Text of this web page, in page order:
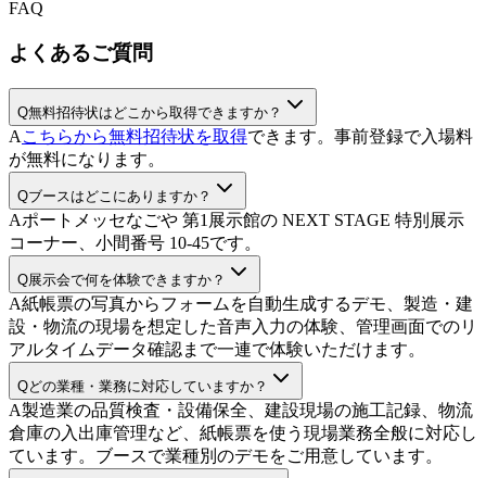
FAQ
よくあるご質問
Q無料招待状はどこから取得できますか？
A こちらから無料招待状を取得できます。事前登録で入場料
が無料になります。
Qブースはどこにありますか？
Aポートメッセなごや 第1展示館の NEXT STAGE 特別展示
コーナー、小間番号 10-45です。
Q展示会で何を体験できますか？
A紙帳票の写真からフォームを自動生成するデモ、製造・建
設・物流の現場を想定した音声入力の体験、管理画面でのリ
アルタイムデータ確認まで一連で体験いただけます。
Qどの業種・業務に対応していますか？
A製造業の品質検査・設備保全、建設現場の施工記録、物流
倉庫の入出庫管理など、紙帳票を使う現場業務全般に対応し
ています。ブースで業種別のデモをご用意しています。